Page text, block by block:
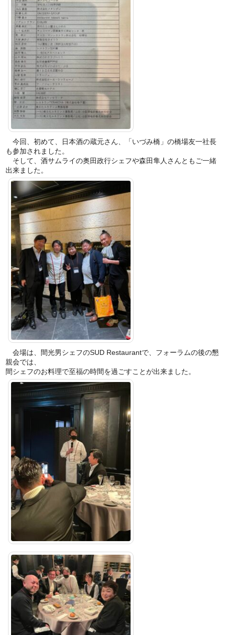
今回、初めて、日本酒の蔵元さん、「いづみ橋」の橋場友一社長
も参加されました。
そして、酒サムライの奥田政行シェフや森田隼人さんともご一緒
出来ました。
会場は、間光男シェフのSUD Restaurantで、フォーラムの後の懇
親会では、
間シェフのお料理で至福の時間を過ごすことが出来ました。